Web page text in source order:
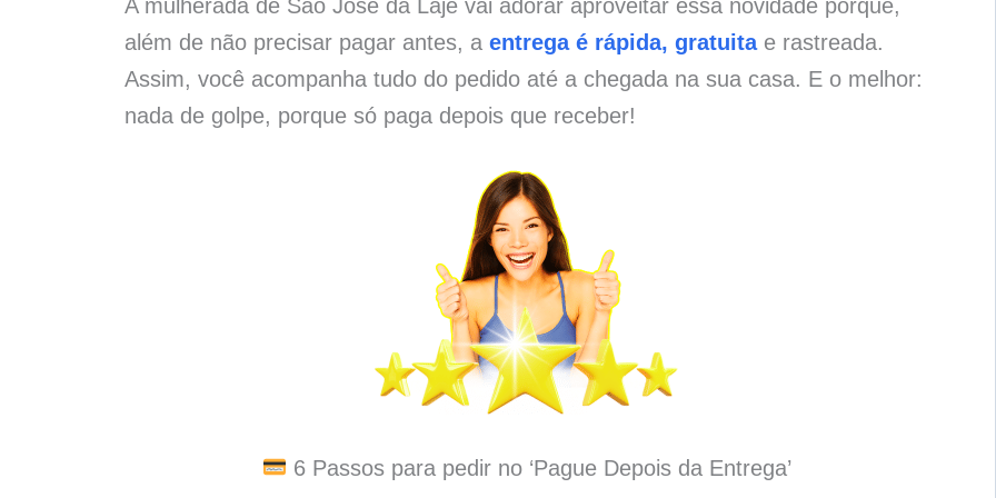
A mulherada de São José da Laje vai adorar aproveitar essa novidade porque,
além de não precisar pagar antes, a entrega é rápida, gratuitae rastreada.
Assim, você acompanha tudo do pedido até a chegada na sua casa. E o melhor:
nada de golpe, porque só paga depois que receber!
6 Passos para pedir no ‘Pague Depois da Entrega’